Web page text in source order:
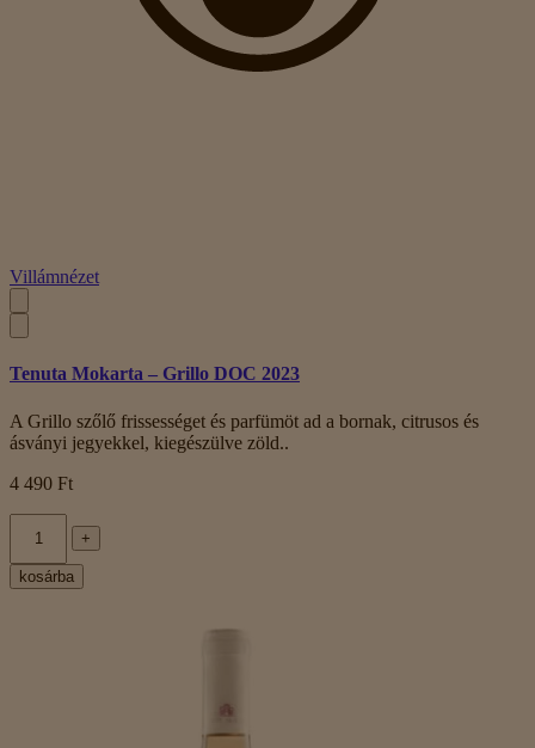
Villámnézet
Tenuta Mokarta – Grillo DOC 2023
A Grillo szőlő frissességet és parfümöt ad a bornak, citrusos és
ásványi jegyekkel, kiegészülve zöld..
4 490 Ft
+
kosárba